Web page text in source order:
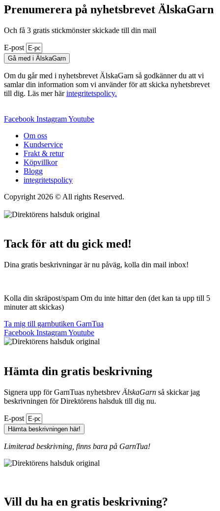
Prenumerera på nyhetsbrevet ÄlskaGarn
Och få 3 gratis stickmönster skickade till din mail
E-post
Gå med i ÄlskaGarn
Om du går med i nyhetsbrevet ÄlskaGarn så godkänner du att vi
samlar din information som vi använder för att skicka nyhetsbrevet
till dig. Läs mer härintegritetspolicy.
Facebook InstagramYoutube
Om oss
Kundservice
Frakt & retur
Köpvillkor
Blogg
integritetspolicy
Copyright 2026 © All rights Reserved.
Tack för att du gick med!
Dina gratis beskrivningar är nu påväg, kolla din mail inbox!
Kolla din skräpost/spam Om du inte hittar den (det kan ta upp till 5
minuter att skickas)
Ta mig till garnbutiken GarnTua
Facebook InstagramYoutube
Hämta din gratis beskrivning
Signera upp för GarnTuas nyhetsbrev ÄlskaGarn så skickar jag
beskrivningen för Direktörens halsduk till dig nu.
E-post
Hämta beskrivningen här!
Limiterad beskrivning, finns bara på GarnTua!
Vill du ha en gratis beskrivning?